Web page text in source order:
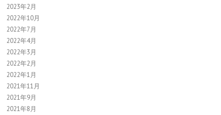
2023年2月
2022年10月
2022年7月
2022年4月
2022年3月
2022年2月
2022年1月
2021年11月
2021年9月
2021年8月